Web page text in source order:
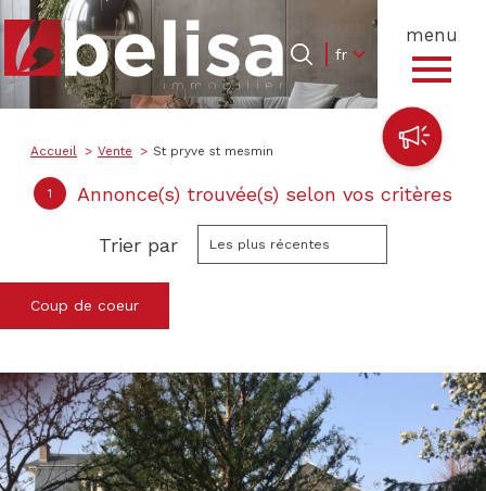
menu
Langue
fr
Accueil 0 Langue
fr
Accueil Vente St pryve st mesmin
1 Annonce(s) trouvée(s) selon vos critères
Trier par Les plus récentes
Coup de coeur